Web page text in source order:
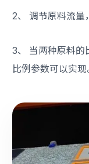
2、 调节原料流量
3、 当两种原料的
比例参数可以实现